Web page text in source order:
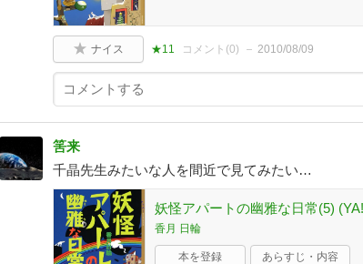
ナイス ★11 コメント(0) 2010/08/09
筈来
千晶先生みたいな人を間近で見てみたい…
妖怪アパートの幽雅な日常(5)
香月 日輪
本を登録 あらすじ・内容